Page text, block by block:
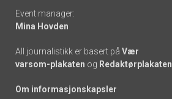
Event manager:
Mina Hovden
All journalistikk er basert på Vær
varsom-plakaten og Redaktørplakaten
Om informasjonskapsler